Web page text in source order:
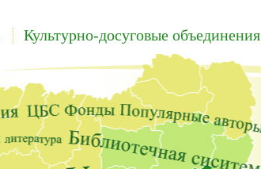
Культурно-досуговые объединения